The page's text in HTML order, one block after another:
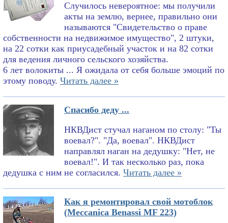
Случилось невероятное: мы получили
акты на землю, вернее, правильно они
называются "Свидетельство о праве
собственности на недвижимое имущество", 2 штуки,
на 22 сотки как приусадебный участок и на 82 сотки
для ведения личного сельского хозяйства.
6 лет волокиты ... Я ожидала от себя больше эмоций по
этому поводу. Читать далее »
Спасибо деду ...
НКВДист стучал наганом по столу: "Ты
воевал?". "Да, воевал". НКВДист
направлял наган на дедушку: "Нет, не
воевал!". И так несколько раз, пока
дедушка с ним не согласился. Читать далее »
Как я ремонтировал свой мотоблок
(Meccanica Benassi MF 223)